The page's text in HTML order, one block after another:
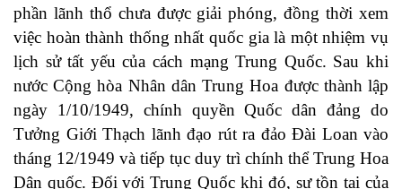
phần lãnh thổ chưa được giải phóng, đồng thời xem
việc hoàn thành thống nhất quốc gia là một nhiệm vụ
lịch sử tất yếu của cách mạng Trung Quốc. Sau khi
nước Cộng hòa Nhân dân Trung Hoa được thành lập
ngày 1/10/1949, chính quyền Quốc dân đảng do
Tưởng Giới Thạch lãnh đạo rút ra đảo Đài Loan vào
tháng 12/1949 và tiếp tục duy trì chính thể Trung Hoa
Dân quốc. Đối với Trung Quốc khi đó, sự tồn tại của